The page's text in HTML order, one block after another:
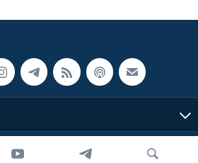
© 2026 VOA, Inc. Всі права захищені